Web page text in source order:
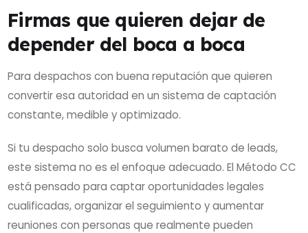
Firmas que quieren dejar de
depender del boca a boca
Para despachos con buena reputación que quieren
convertir esa autoridad en un sistema de captación
constante, medible y optimizado.
Si tu despacho solo busca volumen barato de leads,
este sistema no es el enfoque adecuado. El Método CC
está pensado para captar oportunidades legales
cualificadas, organizar el seguimiento y aumentar
reuniones con personas que realmente pueden